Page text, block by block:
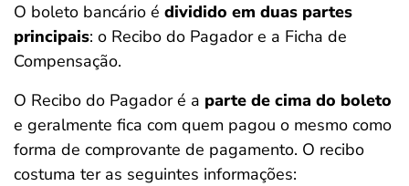
O boleto bancário é dividido em duas partes
principais: o Recibo do Pagador e a Ficha de
Compensação.
O Recibo do Pagador é a parte de cima do boleto
e geralmente fica com quem pagou o mesmo como
forma de comprovante de pagamento. O recibo
costuma ter as seguintes informações: